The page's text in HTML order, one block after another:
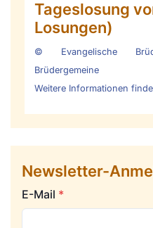
Tageslosung
Losungen)
© Evangelische
Brüdergemeine
Weitere Informationen
Newsletter-
E-Mail *